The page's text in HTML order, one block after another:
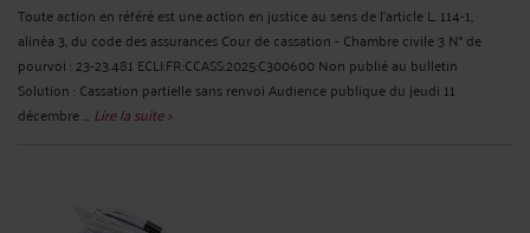
Toute action en référé est une action en justice au sens de l'article L. 114-1,
alinéa 3, du code des assurances Cour de cassation - Chambre civile 3 N° de
pourvoi : 23-23.481 ECLI:FR:CCASS:2025:C300600 Non publié au bulletin
Solution : Cassation partielle sans renvoi Audience publique du jeudi 11
décembre ... Lire la suite >